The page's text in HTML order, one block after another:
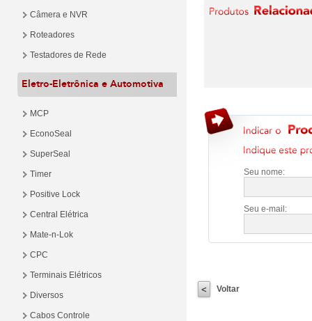
Câmera e NVR
Roteadores
Testadores de Rede
Eletro-Eletrônica e Automotiva
MCP
EconoSeal
SuperSeal
Timer
Positive Lock
Central Elétrica
Mate-n-Lok
CPC
Terminais Elétricos
Diversos
Cabos Controle
Seu nome:
Seu e-mail:
Voltar